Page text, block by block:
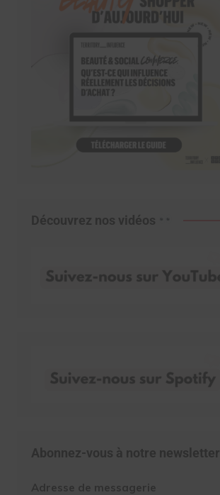
Découvrez nos vidéos
Abonnez-vous à notre newsletter
Adresse de messagerie